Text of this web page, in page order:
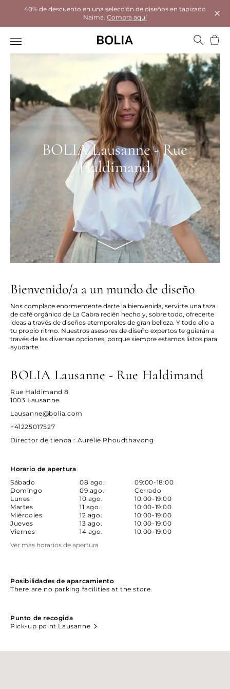
40% de descuento en una selección de diseños en tapizado
Naima. Compra aquí
BOLIA Lausanne - Rue
Haldimand
Bienvenido/a a un mundo de diseño
Nos complace enormemente darte la bienvenida, servirte una taza
de café orgánico de La Cabra recién hecho y, sobre todo, ofrecerte
ideas a través de diseños atemporales de gran belleza. Y todo ello a
tu propio ritmo. Nuestros asesores de diseño expertos te guiarán a
través de las diversas opciones, porque siempre estamos listos para
ayudarte.
BOLIA Lausanne - Rue Haldimand
Rue Haldimand 8
1003 Lausanne
Lausanne@bolia.com
+41225017527
Director de tienda: Aurélie Phoudthavong
Horario de apertura
Sábado
08 ago.
09:00-18:00
Domingo
09 ago.
Cerrado
Lunes
10 ago.
10:00-19:00
Martes
11 ago.
10:00-19:00
Miércoles
12 ago.
10:00-19:00
Jueves
13 ago.
10:00-19:00
Viernes
14 ago.
10:00-19:00
Ver más horarios de apertura
Posibilidades de aparcamiento
There are no parking facilities at the store.
Punto de recogida
Pick-up point Lausanne